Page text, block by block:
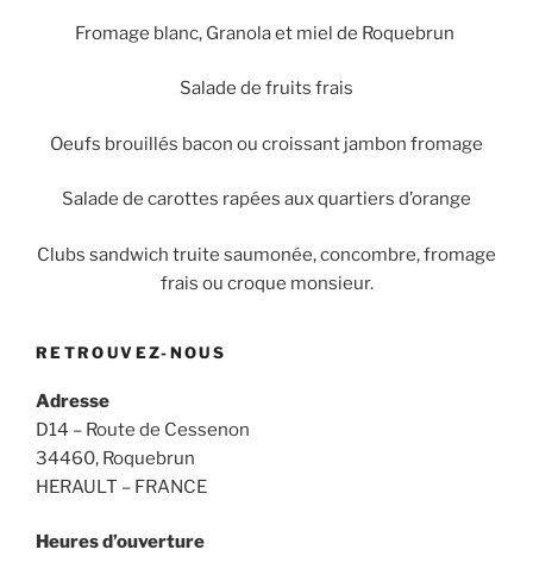
Fromage blanc, Granola et miel de Roquebrun
Salade de fruits frais
Oeufs brouillés bacon ou croissant jambon fromage
Salade de carottes rapées aux quartiers d’orange
Clubs sandwich truite saumonée, concombre, fromage
frais ou croque monsieur.
RETROUVEZ-NOUS
Adresse
D14 – Route de Cessenon
34460, Roquebrun
HERAULT – FRANCE
Heures d’ouverture